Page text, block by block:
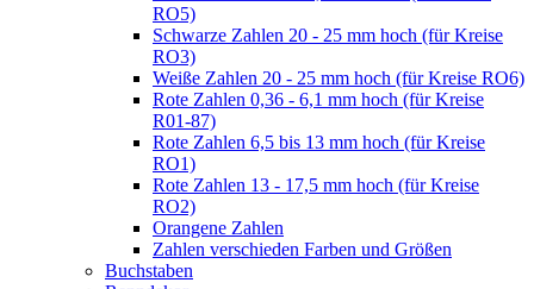
RO5)
Schwarze Zahlen 20 - 25 mm hoch (für Kreise
RO3)
Weiße Zahlen 20 - 25 mm hoch (für Kreise RO6)
Rote Zahlen 0,36 - 6,1 mm hoch (für Kreise
R01-87)
Rote Zahlen 6,5 bis 13 mm hoch (für Kreise
RO1)
Rote Zahlen 13 - 17,5 mm hoch (für Kreise
RO2)
Orangene Zahlen
Zahlen verschieden Farben und Größen
Buchstaben